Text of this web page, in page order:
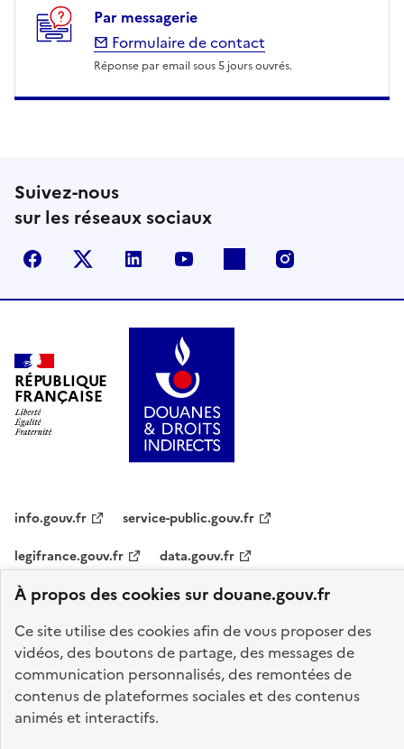
À propos des cookies sur douane.gouv.fr
Ce site utilise des cookies afin de vous proposer des
vidéos, des boutons de partage, des messages de
communication personnalisés, des remontées de
contenus de plateformes sociales et des contenus
animés et interactifs.
Par messagerie
Formulaire de contact
Réponse par email sous 5 jours ouvrés.
Suivez-nous
sur les réseaux sociaux
FacebookX (anciennement Twitter)
LinkedIn Flickr
RÉPUBLIQUE
FRANÇAISE
info.gouv.fr
service-public.gouv.fr
legifrance.gouv.fr
data.gouv.fr
Plan du site Accessibilité : partiellement conforme
Mentions légales
Données personnelles
Gestion des cookies
Paramètres d'affichage
Sauf mention explicite de propriété intellectuelle détenue par des tiers,
les contenus de ce site sont proposés sous